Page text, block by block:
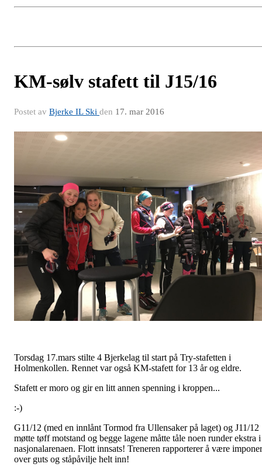
KM-sølv stafett til J15/16
Postet av Bjerke IL Ski den 17. mar 2016
Torsdag 17.mars stilte 4 Bjerkelag til start på Try-stafetten i
Holmenkollen. Rennet var også KM-stafett for 13 år og eldre.
Stafett er moro og gir en litt annen spenning i kroppen...
:-)
G11/12 (med en innlånt Tormod fra Ullensaker på laget) og J11/12
møtte tøff motstand og begge lagene måtte tåle noen runder ekstra i
nasjonalarenaen. Flott innsats! Treneren rapporterer å være
over guts og ståpåvilje helt inn!